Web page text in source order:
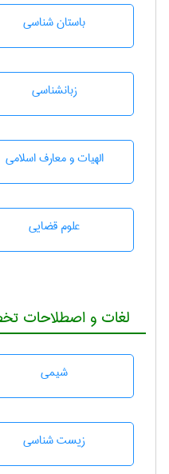
باستان شناسی
زبانشناسی
الهیات و معارف اسلامی
علوم قضایی
لغات و اصطلاحات
شيمی
زيست شناسی